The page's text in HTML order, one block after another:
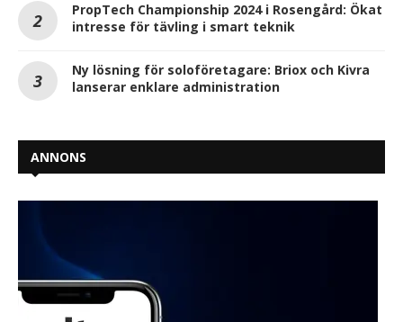
PropTech Championship 2024 i Rosengård: Ökat
intresse för tävling i smart teknik
Ny lösning för soloföretagare: Briox och Kivra
lanserar enklare administration
ANNONS